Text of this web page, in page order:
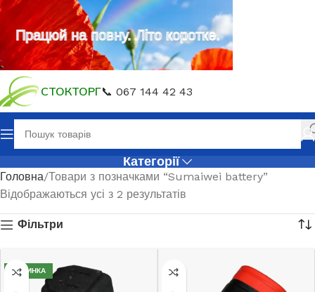
СТОКТОРГ📞 067 144 42 43
Категорії
Головна Товари з позначками “Sumaiwei battery”
Відображаються усі з 2 результатів
Фільтри
НОВИНКА
Працюй на повну. Літо коротке.